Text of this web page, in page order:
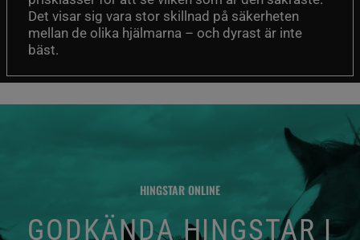
Det visar sig vara stor skillnad på säkerheten
mellan de olika hjälmarna – och dyrast är inte
bäst.
HINGSTAR ONLINE
GODKÄNDA HINGSTAR I